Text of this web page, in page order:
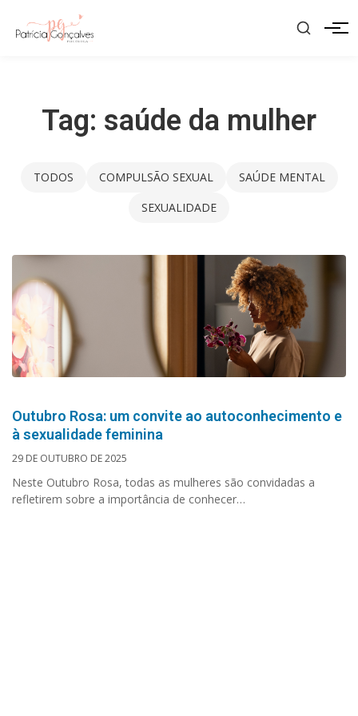
para
Tag: saúde da mulher
TODOS COMPULSÃO SEXUAL
SAÚDE MENTAL
SEXUALIDADE
Outubro Rosa: um convite ao autoconhecimento e
à sexualidade feminina
29 DE OUTUBRO DE 2025
Neste Outubro Rosa, todas as mulheres são convidadas a
refletirem sobre a importância de conhecer…